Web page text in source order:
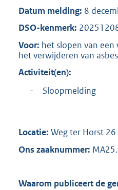
Datum melding: 8
DSO-kenmerk:
Voor: het slopen van
het verwijderen van
Activiteit(en):
-
Sloopmelding
Locatie: Weg ter Horst
Ons zaaknummer:
Waarom publiceert de